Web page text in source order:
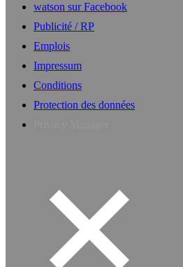
watson sur Facebook
Publicité / RP
Emplois
Impressum
Conditions
Protection des données